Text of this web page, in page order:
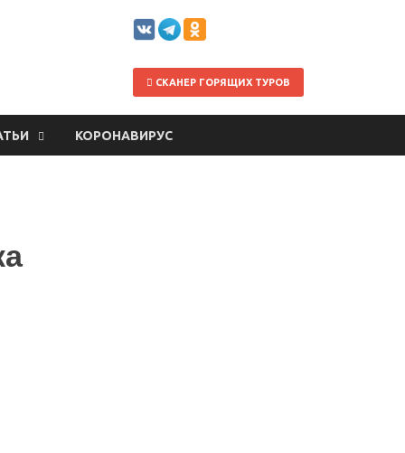
СКАНЕР ГОРЯЩИХ ТУРОВ
КОРОНАВИРУС